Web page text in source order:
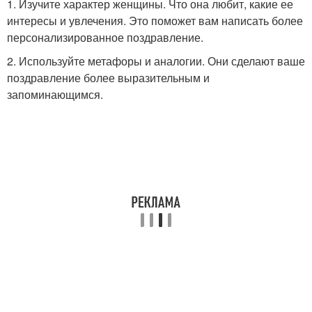
1. Изучите характер женщины. Что она любит, какие ее
интересы и увлечения. Это поможет вам написать более
персонализированное поздравление.
2. Используйте метафоры и аналогии. Они сделают ваше
поздравление более выразительным и
запоминающимся.